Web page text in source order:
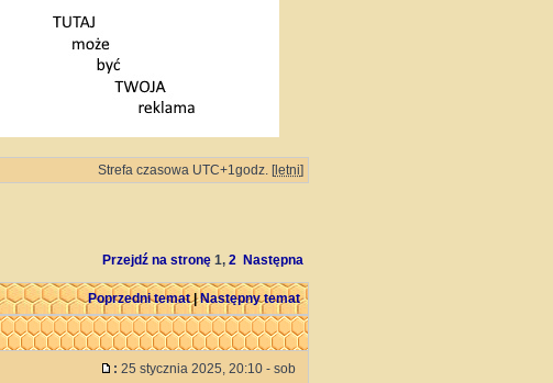
Strefa czasowa UTC+1godz. [letni]
Przejdź na stronę 1, 2 Następna
Poprzedni temat|Następny temat
: 25 stycznia 2025, 20:10 - sob